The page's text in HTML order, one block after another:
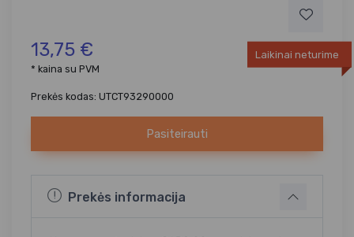
13,75 €
Laikinai neturime
* kaina su PVM
Prekės kodas: UTCT93290000
Pasiteirauti
Prekės informacija